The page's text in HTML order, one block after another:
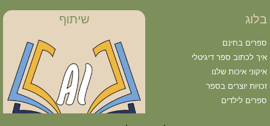
בלוג
ספרים בחינם
איך לכתוב ספר דיגיטלי
איקוני איכות שלנו
זכויות יוצרים בספר
ספרים לילדים
שיתוף